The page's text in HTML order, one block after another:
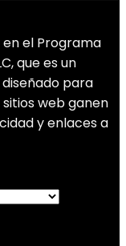
el Programa
que es un
para
web ganen
y enlaces a